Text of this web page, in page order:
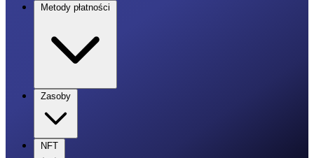
Metody płatności
Zasoby
NFT